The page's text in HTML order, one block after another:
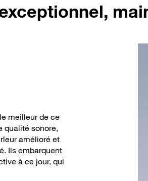
meilleur de ce
qualité sonore,
amélioré et
Ils embarquent
à ce jour, qui